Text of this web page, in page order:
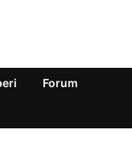
Forum